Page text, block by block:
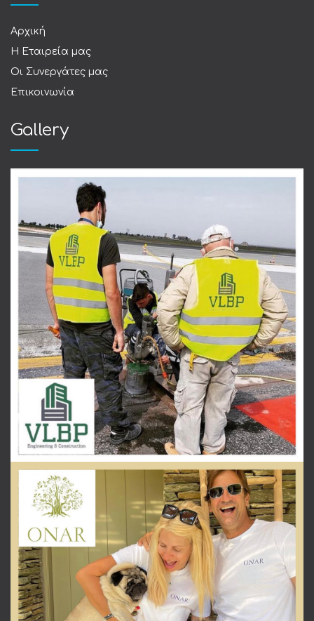
Αρχική
Η Εταιρεία μας
Οι Συνεργάτες μας
Επικοινωνία
Gallery